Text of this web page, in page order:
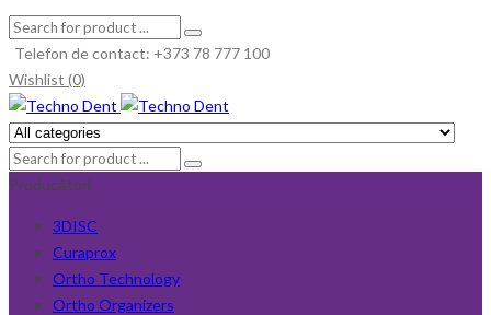
Telefon de contact: +373 78 777 100
Wishlist (0)
Producători
3DISC
Curaprox
Ortho Technology
Ortho Organizers